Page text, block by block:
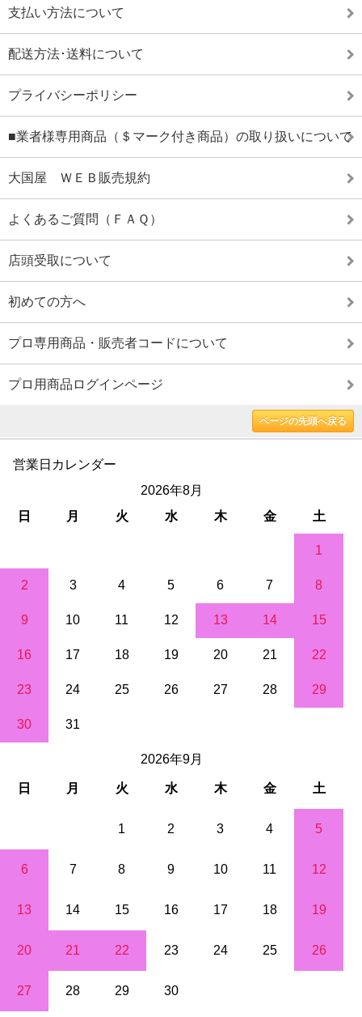
支払い方法について
配送方法･送料について
プライバシーポリシー
■業者様専用商品（＄マーク付き商品）の取り扱いについて
大国屋 ＷＥＢ販売規約
よくあるご質問（ＦＡＱ）
店頭受取について
初めての方へ
プロ専用商品・販売者コードについて
プロ用商品ログインページ
ページの先頭へ戻る
営業日カレンダー
2026年8月
日
月 火 水 木 金 土
1
2 3 4 5 6 7 8
9 10 11 12 13 14 15
16 17 18 19 20 21 22
23 24 25 26 27 28 29
30 31
2026年9月
日 月 火 水 木 金 土
1 2 3 4 5
6 7 8 9 10 11 12
13 14 15 16 17 18 19
20 21 22 23 24 25 26
27 28 29 30